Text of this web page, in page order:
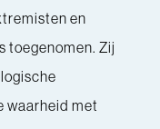
en
toegenomen. Zij
waarheid met